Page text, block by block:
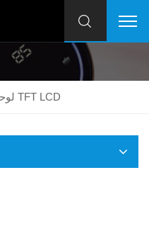
2.3 لوحة TFT LCD